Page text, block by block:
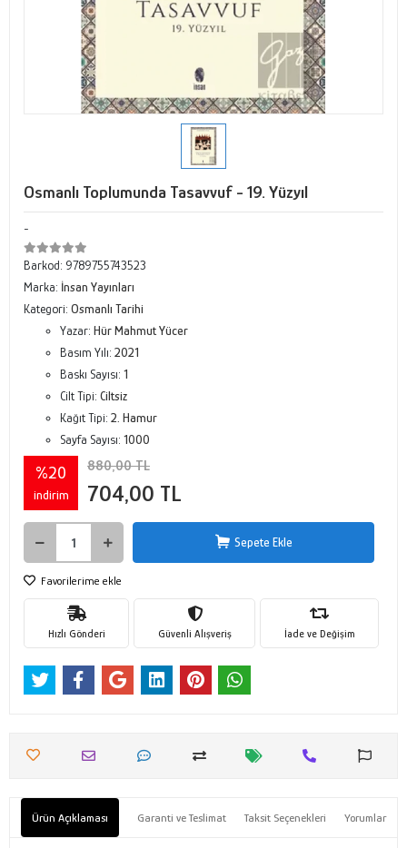
Osmanlı Toplumunda Tasavvuf - 19. Yüzyıl
-
Barkod: 9789755743523
Marka: İnsan Yayınları
Kategori: Osmanlı Tarihi
Yazar: Hür Mahmut Yücer
Basım Yılı: 2021
Baskı Sayısı: 1
Cilt Tipi: Ciltsiz
Kağıt Tipi: 2. Hamur
Sayfa Sayısı: 1000
%20
indirim
880,00 TL
704,00 TL
Sepete Ekle
Favorilerime ekle
Hızlı Gönderi Güvenli Alışveriş İade ve Değişim
Ürün Açıklaması Garanti ve Teslimat Taksit Seçenekleri Yorumlar